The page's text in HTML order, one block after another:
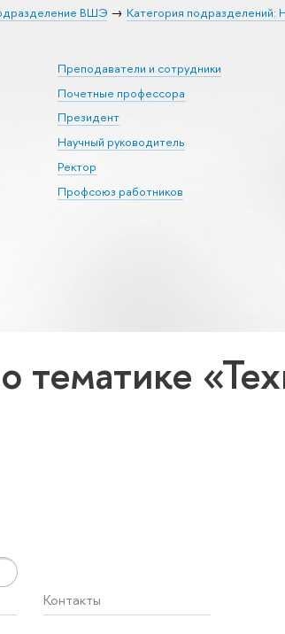
ВШЭ
Категория подразделений:
Преподаватели и сотрудники
Почетные профессора
Президент
Научный руководитель
Ректор
Профсоюз работников
Контакты